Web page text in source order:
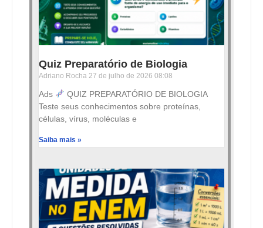
Quiz Preparatório de Biologia
Adriano Rocha 27 de julho de 2026 08:08
Ads
QUIZ PREPARATÓRIO DE BIOLOGIA
Teste seus conhecimentos sobre proteínas,
células, vírus, moléculas e
Saiba mais »